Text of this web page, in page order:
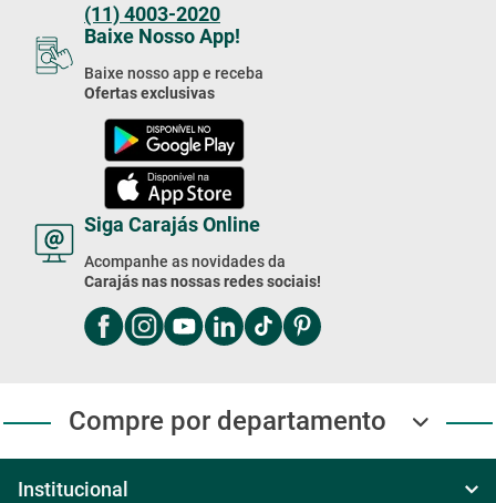
(11) 4003-2020
Baixe Nosso App!
Baixe nosso app e receba
Ofertas exclusivas
Siga Carajás Online
Acompanhe as novidades da
Carajás nas nossas redes sociais!
Compre por departamento
Institucional